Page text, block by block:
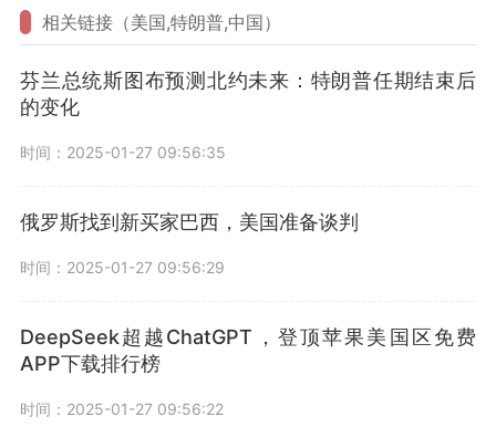
相关链接（美国,特朗普,中国）
芬兰总统斯图布预测北约未来：特朗普任期结束后
的变化
时间：2025-01-27 09:56:35
俄罗斯找到新买家巴西，美国准备谈判
时间：2025-01-27 09:56:29
DeepSeek超越ChatGPT，登顶苹果美国区免费
APP下载排行榜
时间：2025-01-27 09:56:22